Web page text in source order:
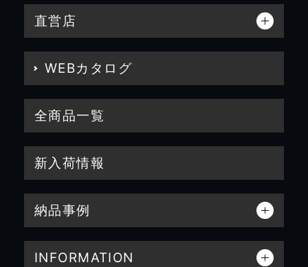
直営店
WEBカタログ
全商品一覧
新入荷情報
納品事例
INFORMATION